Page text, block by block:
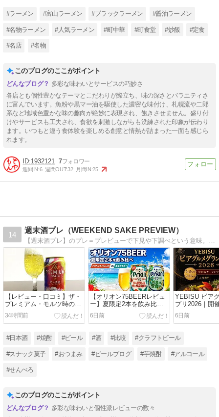
#ラーメン #富山ラーメン #ブラックラーメン #醤油ラーメン
#名物ラーメン #人気ラーメン #町中華 #町食堂 #炒飯 #定食
#名店 #名物
このブログのここがポイント
多彩な味わいとサービスの巧妙さ
各店とも個性豊かなテーマとこだわりが際立ち、味の深さとバラエティさ
に富んでいます。魚粉や黒マー油を駆使した濃密な味付け、札幌流や二郎
系など地域色豊かな味の趣向が絶妙に表現され、飽きさせません。盛り付
けやサービスも工夫され、食欲を刺激しながらも洗練された印象が伝わり
ます。いつもと違う食体験を楽しめる創意と情熱が詰まった一面も感じら
れます。
1932121 7
週間IN:6 週間OUT:32 月間IN:25
14
週末酒プレ（WEEKEND SAKE PREVIEW）
【レビュー・口コミ】ザ・
プレミアム・モルツ時の誘
惑の味は？まずい？うま
い？度数6%の優美なビー
ル
34時間前
【オリオン75BEERレビュ
ー】夏限定2本を飲み比べ
｜アイランドセッション
IPA・真夏のラガー
6日前
YEBISU ビア
プリ2026｜開
参加方法まとめ
6日前
#日本酒 #焼酎 #ビール #酒 #比較 #クラフトビール
#スナック菓子 #おつまみ #ビールブログ #芋焼酎 #アルコール
#せんべろ
このブログのここがポイント
多彩な味わいと個性派レビューの数々